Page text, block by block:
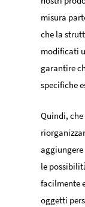
misura
che la
modificati
garantire
specifiche
Quindi,
le
facilmente
oggetti